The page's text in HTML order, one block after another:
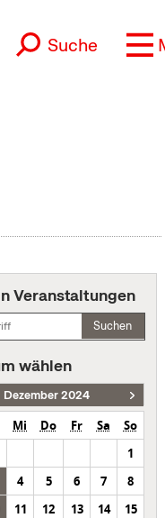
Suche
Veranstaltungen
Suchen
wählen
Dezember 2024
Mi Do Fr Sa
So
1
4 5 6 7
8
11 12 13 14
15